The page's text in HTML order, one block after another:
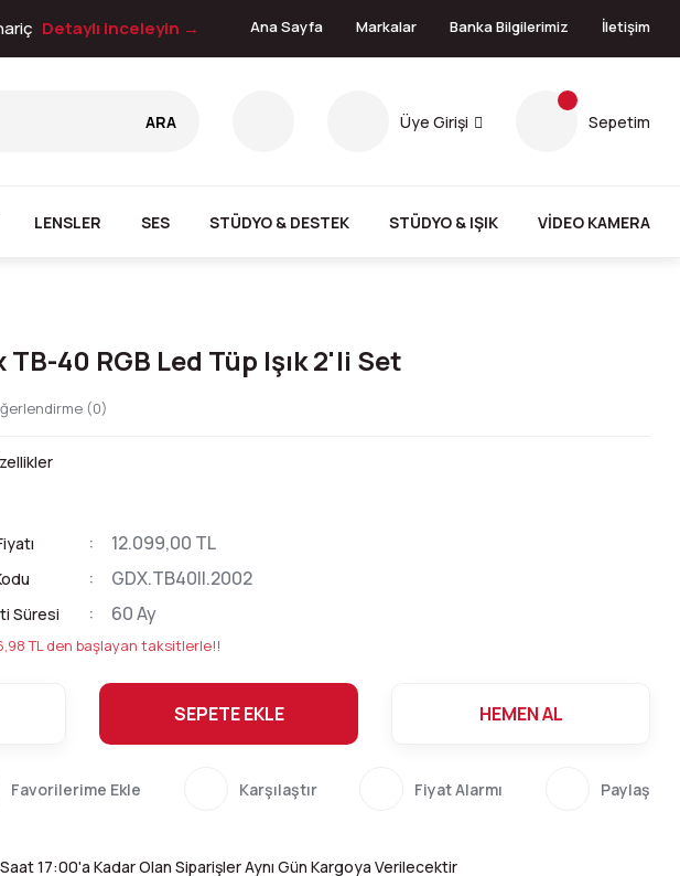
Detaylı inceleyin → Ana Sayfa Markalar Banka Bilgilerimiz İletişim
ARA Üye Girişi Sepetim
LENSLER SES STÜDYO & DESTEK STÜDYO & IŞIK VİDEO KAMERA
TB-40 RGB Led Tüp Işık 2'li Set
(0)
12.099,00 TL
GDX.TB40II.2002
Süresi 60 Ay
TL den başlayan taksitlerle!!
SEPETE EKLE HEMEN AL
Karşılaştır Fiyat Alarmı Paylaş
Saat 17:00'a Kadar Olan Siparişler Aynı Gün Kargoya Verilecektir